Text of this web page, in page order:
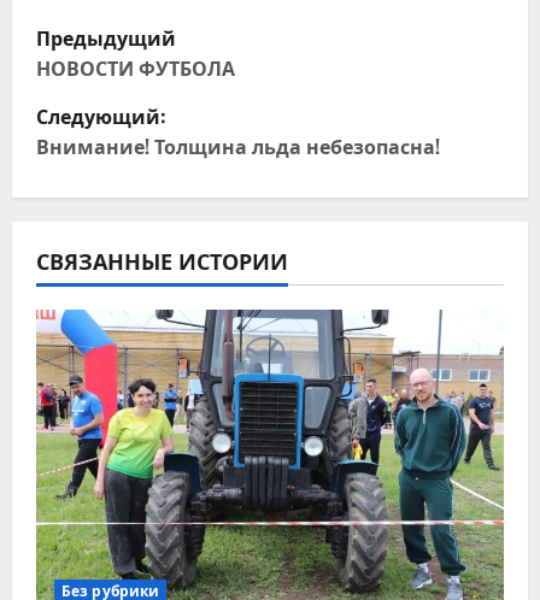
Н
а
в
а
ц
и
я
п
о
з
Предыдущий
НОВОСТИ ФУТБОЛА
Следующий:
Внимание! Толщина льда небезопасна!
СВЯЗАННЫЕ ИСТОРИИ
Без рубрики